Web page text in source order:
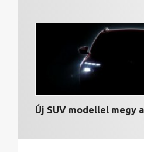
Új SUV modellel megy